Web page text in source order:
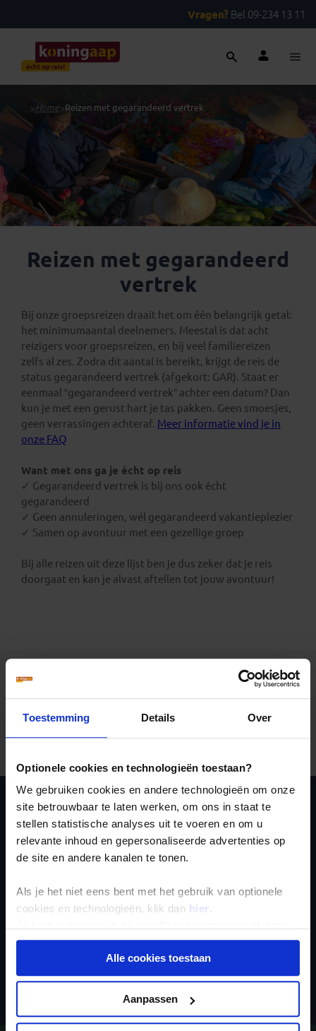
Toestemming Details Over
Optionele cookies en technologieën toestaan?
We gebruiken cookies en andere technologieën om onze
site betrouwbaar te laten werken, om ons in staat te
stellen statistische analyses uit te voeren en om u
relevante inhoud en gepersonaliseerde advertenties op
de site en andere kanalen te tonen.
Als je het niet eens bent met het gebruik van optionele
cookies en technologieën, klik dan hier .
onder aan de pagina op elk gewenst moment voor de
toekomst wijzigen.Alle cookies toestaan
Aanpassen
Vragen? Bel 09-234 13 11
> Home>Reizen met gegarandeerd vertrek
Reizen met gegarandeerd
vertrek
Bij onze groepsreizen draait het om één belangrijk getal:
het minimumaantal deelnemers. Meestal is dat acht
reizigers voor groepsreizen, en bij veel familiereizen
zelfs al zes. Zodra dit aantal is bereikt, krijgt de reis de
status gegarandeerd vertrek (afgekort: GAR). Staat er
eenmaal “gegarandeerd vertrek” achter een datum? Dan
kun je met een gerust hart je tas pakken. Geen smoesjes,
geen verrassingen achteraf. Meer informatie vind je in
onze FAQ
Want met ons ga je écht op reis
✓ Gegarandeerd vertrek is bij ons ook écht
gegarandeerd
✓ Geen annuleringen, wél gegarandeerd vakantieplezier
✓ Samen op avontuur met een gezellige groep
Bij alle reizen uit deze lijst ben je dus zeker dat je reis
doorgaat en kan je alvast aftellen tot jouw avontuur!
Er is een fout voorgevallen bij het ophalen van de
Ja, ik meld me aan
voor de wekelijkse
nieuwsbrief
Inschrijven